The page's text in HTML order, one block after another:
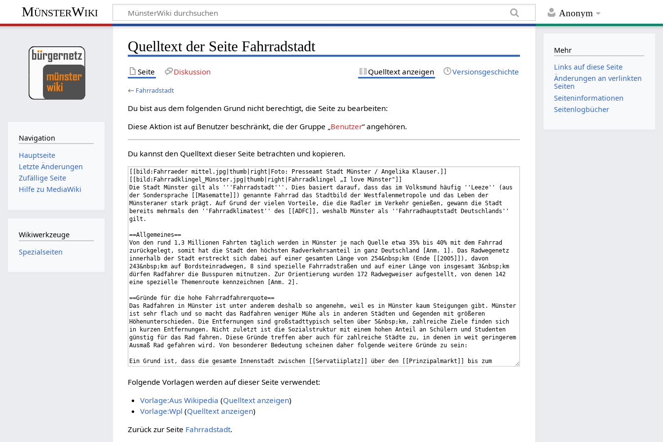
Anonym
MünsterWiki
Quelltext der Seite Fahrradstadt
Seite Diskussion Quelltext anzeigen Versionsgeschichte
← Fahrradstadt
Du bist aus dem folgenden Grund nicht berechtigt, die Seite zu bearbeiten:
Diese Aktion ist auf Benutzer beschränkt, die der Gruppe „Benutzer“ angehören.
Du kannst den Quelltext dieser Seite betrachten und kopieren.
Folgende Vorlagen werden auf dieser Seite verwendet:
Vorlage:Aus Wikipedia (Quelltext anzeigen)
Vorlage:Wpl (Quelltext anzeigen)
Zurück zur Seite Fahrradstadt.
Navigation
Hauptseite
Letzte Änderungen
Zufällige Seite
Hilfe zu MediaWiki
Wikiwerkzeuge
Spezialseiten
Mehr
Links auf diese Seite
Änderungen an verlinkten
Seiten
Seiten­informationen
Seitenlogbücher